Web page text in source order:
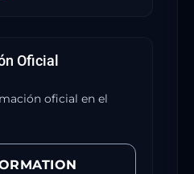
Oficial
oficial en el